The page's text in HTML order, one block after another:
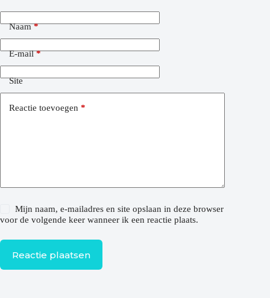
Naam*
E-mail*
Site
Reactie toevoegen *
Mijn naam, e-mailadres en site opslaan in deze browser
voor de volgende keer wanneer ik een reactie plaats.
Reactie plaatsen